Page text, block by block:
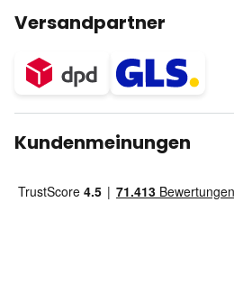
Versandpartner
Kundenmeinungen